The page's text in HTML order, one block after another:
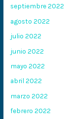
septiembre 2022
agosto 2022
julio 2022
junio 2022
mayo 2022
abril 2022
marzo 2022
febrero 2022